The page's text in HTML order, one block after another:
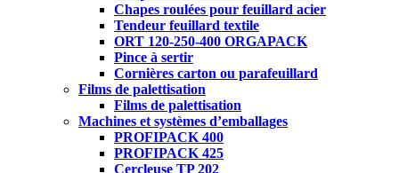
Chapes roulées pour feuillard acier
Tendeur feuillard textile
ORT 120-250-400 ORGAPACK
Pince à sertir
Cornières carton ou parafeuillard
Films de palettisation
Films de palettisation
Machines et systèmes d’emballages
PROFIPACK 400
PROFIPACK 425
Cercleuse TP 202